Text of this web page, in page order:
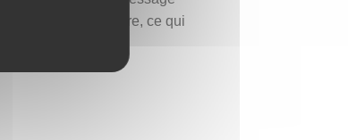
mois de novembre, ce qui